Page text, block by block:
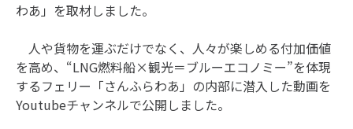
わあ」を取材しました。
人や貨物を運ぶだけでなく、人々が楽しめる付加価値
を高め、“LNG燃料船×観光＝ブルーエコノミー”を体現
するフェリー「さんふらわあ」の内部に潜入した動画を
Youtubeチャンネルで公開しました。